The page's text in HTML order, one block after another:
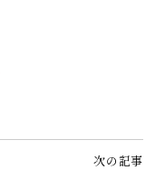
次の記事